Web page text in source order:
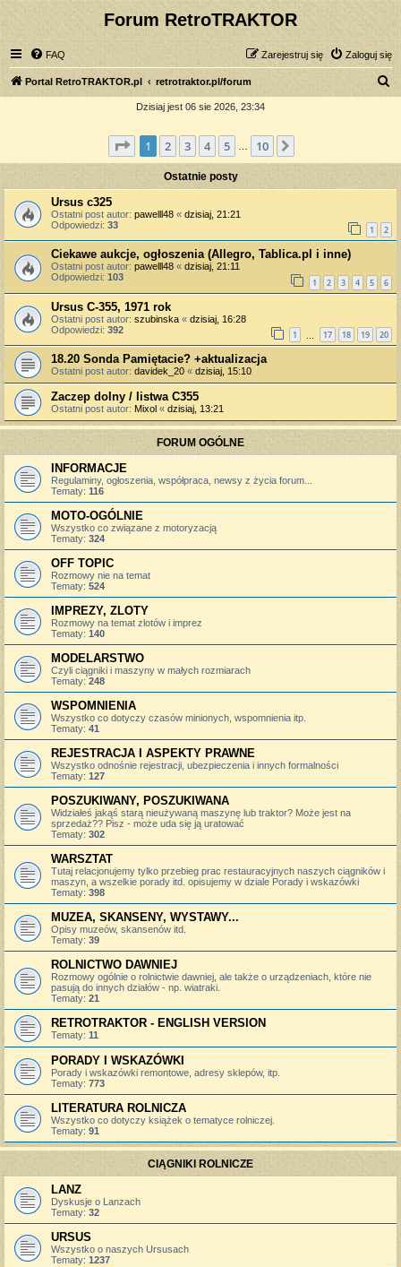
Forum RetroTRAKTOR
FAQ Zaloguj się
Zarejestruj się
Portal RetroTRAKTOR.pl retrotraktor.pl/forum
a
j
Dzisiaj jest 06 sie 2026, 23:34
Strona z10
1 2 3 4 5 10
Ostatnie posty
Ursus c325
Ostatni post autor: pawelll48 « dzisiaj, 21:21
Odpowiedzi: 33 1 2
Ciekawe aukcje, ogłoszenia (Allegro, Tablica.pl i inne)
Ostatni post autor: pawelll48 « dzisiaj, 21:11
Odpowiedzi: 103 1 2 3 4 5 6
Ursus C-355, 1971 rok
Ostatni post autor: szubinska « dzisiaj, 16:28
Odpowiedzi: 392 1 17 18 19 20
18.20 Sonda Pamiętacie? +aktualizacja
Ostatni post autor: davidek_20 « dzisiaj, 15:10
Zaczep dolny / listwa C355
Ostatni post autor: Mixol « dzisiaj, 13:21
FORUM OGÓLNE
INFORMACJE
Regulaminy, ogłoszenia, współpraca, newsy z życia forum...
Tematy: 116
MOTO-OGÓLNIE
Wszystko co związane z motoryzacją
Tematy: 324
OFF TOPIC
Rozmowy nie na temat
Tematy: 524
IMPREZY, ZLOTY
Rozmowy na temat zlotów i imprez
Tematy: 140
MODELARSTWO
Czyli ciągniki i maszyny w małych rozmiarach
Tematy: 248
WSPOMNIENIA
Wszystko co dotyczy czasów minionych, wspomnienia itp.
Tematy: 41
REJESTRACJA I ASPEKTY PRAWNE
Wszystko odnośnie rejestracji, ubezpieczenia i innych formalności
Tematy: 127
POSZUKIWANY, POSZUKIWANA
Widziałeś jakąś starą nieużywaną maszynę lub traktor? Może jest na
sprzedaż?? Pisz - może uda się ją uratować
Tematy: 302
WARSZTAT
Tutaj relacjonujemy tylko przebieg prac restauracyjnych naszych ciągników i
maszyn, a wszelkie porady itd. opisujemy w dziale Porady i wskazówki
Tematy: 398
MUZEA, SKANSENY, WYSTAWY...
Opisy muzeów, skansenów itd.
Tematy: 39
ROLNICTWO DAWNIEJ
Rozmowy ogólnie o rolnictwie dawniej, ale także o urządzeniach, które nie
pasują do innych działów - np. wiatraki.
Tematy: 21
RETROTRAKTOR - ENGLISH VERSION
Tematy: 11
PORADY I WSKAZÓWKI
Porady i wskazówki remontowe, adresy sklepów, itp.
Tematy: 773
LITERATURA ROLNICZA
Wszystko co dotyczy książek o tematyce rolniczej.
Tematy: 91
CIĄGNIKI ROLNICZE
LANZ
Dyskusje o Lanzach
Tematy: 32
URSUS
Wszystko o naszych Ursusach
Tematy: 1237